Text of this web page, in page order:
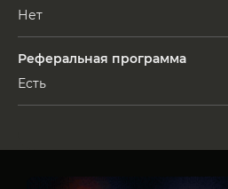
Нет
Реферальная программа
Есть